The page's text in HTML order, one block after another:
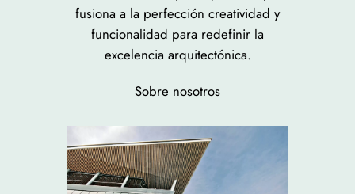
fusiona a la perfección creatividad y
funcionalidad para redefinir la
excelencia arquitectónica.
Sobre nosotros